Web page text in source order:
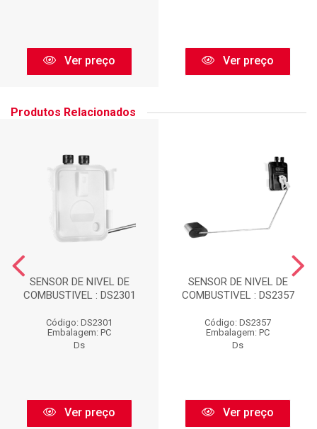
Ver preço Ver preço
Produtos Relacionados
SENSOR DE NIVEL DE
COMBUSTIVEL : DS2301
Código: DS2301
Embalagem: PC
Ds
Ver preço
SENSOR DE NIVEL DE
COMBUSTIVEL : DS2357
Código: DS2357
Embalagem: PC
Ds
Ver preço